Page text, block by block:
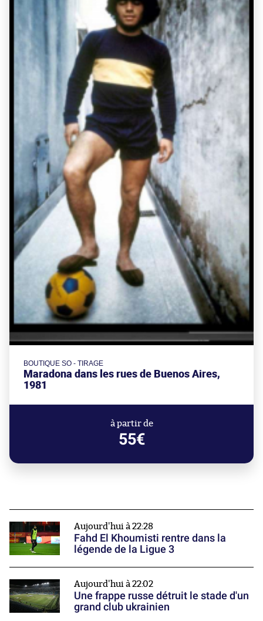
BOUTIQUE SO - TIRAGE
Maradona dans les rues de Buenos Aires,
1981
à partir de
55€
Aujourd'hui à 22:28
Fahd El Khoumisti rentre dans la
légende de la Ligue 3
Aujourd'hui à 22:02
Une frappe russe détruit le stade d'un
grand club ukrainien